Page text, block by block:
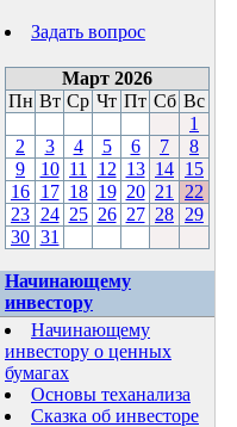
Задать вопрос
Март 2026
Пн Вт Ср Чт Пт Сб Вс
1
2
3 4 5 6 7
8
9
10 11 12 13 14 15
16 17 18 19 20 21
22
23 24 25 26 27 28 29
30 31
Начинающему
инвестору
Начинающему
инвестору о ценных
бумагах
Основы теханализа
Сказка об инвесторе